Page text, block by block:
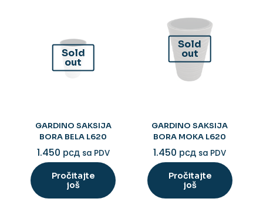
Sold
out
GARDINO SAKSIJA
BORA BELA L620
1.450 рсд sa PDV
Pročitajte
još
Sold
out
GARDINO SAKSIJA
BORA MOKA L620
1.450 рсд sa PDV
Pročitajte
još